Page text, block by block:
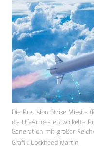
Die Precision Strike Missile
die US-Armee entwickelte
Generation mit großer
Grafik: Lockheed Martin